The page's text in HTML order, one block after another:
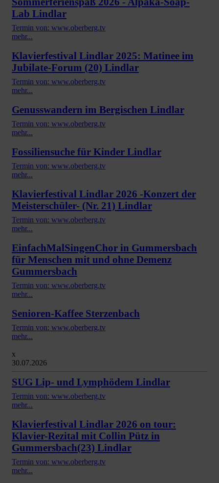
Lab Lindlar
Termin von: www.oberberg.tv
mehr...
Klavierfestival Lindlar 2025: Matinee im
Jubilate-Forum (20) Lindlar
Termin von: www.oberberg.tv
mehr...
Genusswandern im Bergischen Lindlar
Termin von: www.oberberg.tv
mehr...
Fossiliensuche für Kinder Lindlar
Termin von: www.oberberg.tv
mehr...
Klavierfestival Lindlar 2026 -Konzert der
Meisterschüler- (Nr. 21) Lindlar
Termin von: www.oberberg.tv
mehr...
EinfachMalSingenChor in Gummersbach
für Menschen mit und ohne Demenz
Gummersbach
Termin von: www.oberberg.tv
mehr...
Senioren-Kaffee Sterzenbach
Termin von: www.oberberg.tv
mehr...
x
30.07.2026
SUG Lip- und Lymphödem Lindlar
Termin von: www.oberberg.tv
mehr...
Klavierfestival Lindlar 2026 on tour:
Klavier-Rezital mit Collin Pütz in
Gummersbach(23) Lindlar
Termin von: www.oberberg.tv
mehr...